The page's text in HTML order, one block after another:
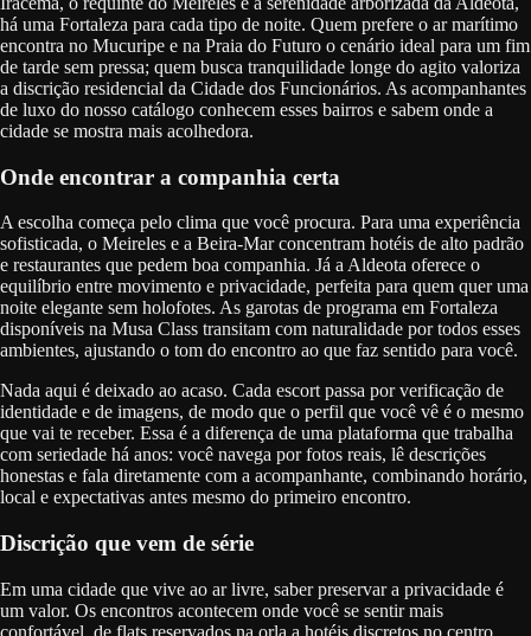
há uma Fortaleza para cada tipo de noite. Quem prefere o ar marítimo
encontra no Mucuripe e na Praia do Futuro o cenário ideal para um fim
de tarde sem pressa; quem busca tranquilidade longe do agito valoriza
a discrição residencial da Cidade dos Funcionários. As acompanhantes
de luxo do nosso catálogo conhecem esses bairros e sabem onde a
cidade se mostra mais acolhedora.
Onde encontrar a companhia certa
A escolha começa pelo clima que você procura. Para uma experiência
sofisticada, o Meireles e a Beira-Mar concentram hotéis de alto padrão
e restaurantes que pedem boa companhia. Já a Aldeota oferece o
equilíbrio entre movimento e privacidade, perfeita para quem quer uma
noite elegante sem holofotes. As garotas de programa em Fortaleza
disponíveis na Musa Class transitam com naturalidade por todos esses
ambientes, ajustando o tom do encontro ao que faz sentido para você.
Nada aqui é deixado ao acaso. Cada escort passa por verificação de
identidade e de imagens, de modo que o perfil que você vê é o mesmo
que vai te receber. Essa é a diferença de uma plataforma que trabalha
com seriedade há anos: você navega por fotos reais, lê descrições
honestas e fala diretamente com a acompanhante, combinando horário,
local e expectativas antes mesmo do primeiro encontro.
Discrição que vem de série
Em uma cidade que vive ao ar livre, saber preservar a privacidade é
um valor. Os encontros acontecem onde você se sentir mais
confortável, de flats reservados na orla a hotéis discretos no centro